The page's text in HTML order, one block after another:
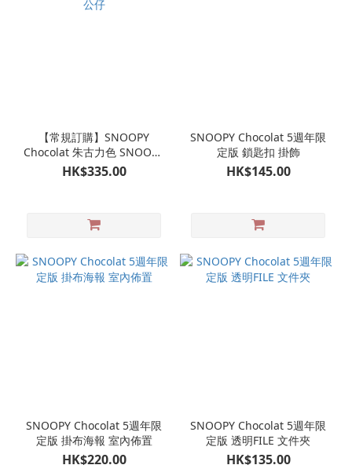
【常規訂購】SNOOPY
Chocolat 朱古力色 SNOOPY
毛公仔
HK$335.00
SNOOPY Chocolat 5週年限
定版 鎖匙扣 掛飾
HK$145.00
SNOOPY Chocolat 5週年限
定版 掛布海報 室內佈置
HK$220.00
SNOOPY Chocolat 5週年限
定版 透明FILE 文件夾
HK$135.00